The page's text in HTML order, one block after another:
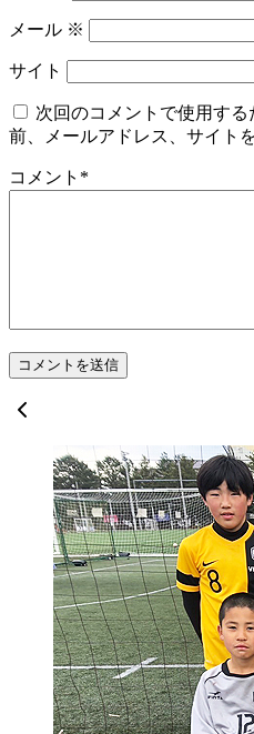
メール ※
サイト
次回のコメントで使用す
前、メールアドレス、サイト
コメント *